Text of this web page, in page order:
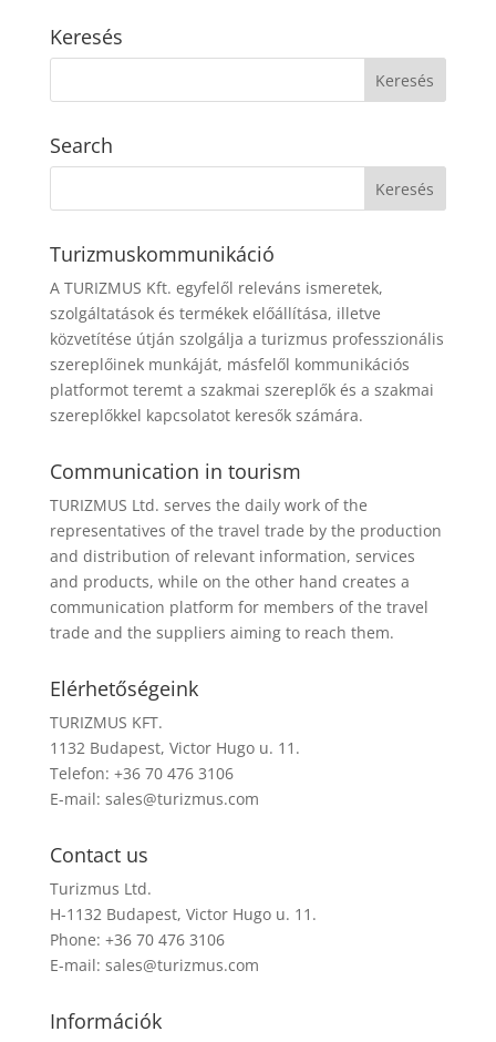
Keresés
Search
Turizmuskommunikáció
A TURIZMUS Kft. egyfelől releváns ismeretek,
szolgáltatások és termékek előállítása, illetve
közvetítése útján szolgálja a turizmus professzionális
szereplőinek munkáját, másfelől kommunikációs
platformot teremt a szakmai szereplők és a szakmai
szereplőkkel kapcsolatot keresők számára.
Communication in tourism
TURIZMUS Ltd. serves the daily work of the
representatives of the travel trade by the production
and distribution of relevant information, services
and products, while on the other hand creates a
communication platform for members of the travel
trade and the suppliers aiming to reach them.
Elérhetőségeink
TURIZMUS KFT.
1132 Budapest, Victor Hugo u. 11.
Telefon: +36 70 476 3106
E-mail: sales@turizmus.com
Contact us
Turizmus Ltd.
H-1132 Budapest, Victor Hugo u. 11.
Phone: +36 70 476 3106
E-mail: sales@turizmus.com
Információk